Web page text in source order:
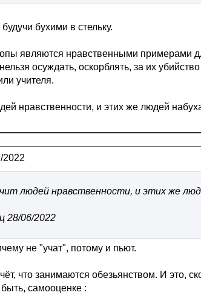
бухими в стельку.
являются нравственными примерами
осуждать, оскорблять, за их
учителя.
нравственности, и этих же людей
2022
людей нравственности, и этих же
28/06/2022
не "учат", потому и пьют.
что занимаются обезьянством. И это,
самооценке :